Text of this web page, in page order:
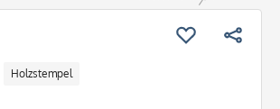
Holzstempel